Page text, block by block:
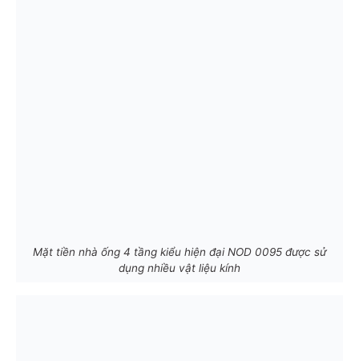
Mặt tiền nhà ống 4 tầng kiểu hiện đại NOD 0095 được sử
dụng nhiều vật liệu kính